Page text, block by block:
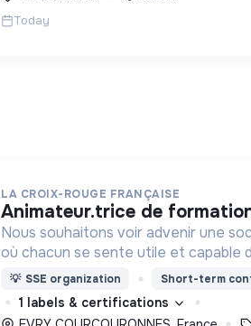
Today
LA CROIX-ROUGE FRANÇAISE
animateur.trice de
Nous souhaitons voir advenir une
où chacun se sente utile et capable
Pour cela, nous proposons des
des lieux d’engagement innovants et
adaptés à tous.
💡 SSE organization Short-term
1 labels & certifications